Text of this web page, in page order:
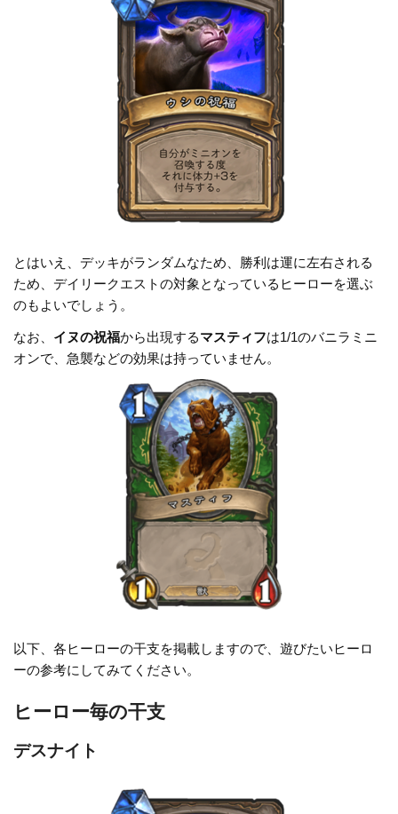
とはいえ、デッキがランダムなため、勝利は運に左右される
ため、デイリークエストの対象となっているヒーローを選ぶ
のもよいでしょう。
なお、 イヌの祝福から出現するマスティフは1/1のバニラミニ
オンで、急襲などの効果は持っていません。
以下、各ヒーローの干支を掲載しますので、遊びたいヒーロ
ーの参考にしてみてください。
ヒーロー毎の干支
デスナイト